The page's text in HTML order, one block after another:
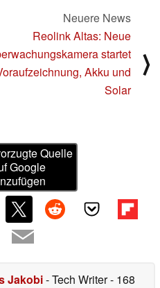
Neuere News
Reolink Altas: Neue
startet
Akku und
Solar
⟩
Quelle
Google
Jakobi- Tech Writer- 168